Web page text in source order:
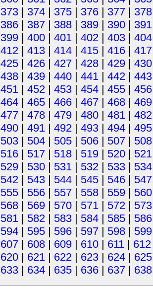
373 | 374 | 375 | 376 | 377 | 378
386 | 387 | 388 | 389 | 390 | 391
399 | 400 | 401 | 402 | 403 | 404
412 | 413 | 414 | 415 | 416 | 417
425 | 426 | 427 | 428 | 429 | 430
438 | 439 | 440 | 441 | 442 | 443
451 | 452 | 453 | 454 | 455 | 456
464 | 465 | 466 | 467 | 468 | 469
477 | 478 | 479 | 480 | 481 | 482
490 | 491 | 492 | 493 | 494 | 495
503 | 504 | 505 | 506 | 507 | 508
516 | 517 | 518 | 519 | 520 | 521
529 | 530 | 531 | 532 | 533 | 534
542 | 543 | 544 | 545 | 546 | 547
555 | 556 | 557 | 558 | 559 | 560
568 | 569 | 570 | 571 | 572 | 573
581 | 582 | 583 | 584 | 585 | 586
594 | 595 | 596 | 597 | 598 | 599
607 | 608 | 609 | 610 | 611 | 612
620 | 621 | 622 | 623 | 624 | 625
633 | 634 | 635 | 636 | 637 | 638